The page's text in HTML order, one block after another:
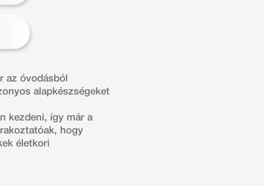
az óvodásból
alapkészségeket
kezdeni, így már a
hogy
életkori